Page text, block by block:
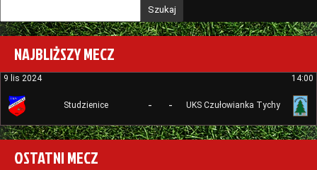
Szukaj
NAJBLIŻSZY MECZ
9 lis 2024 14:00
Studzienice - - UKS Czułowianka Tychy
OSTATNI MECZ